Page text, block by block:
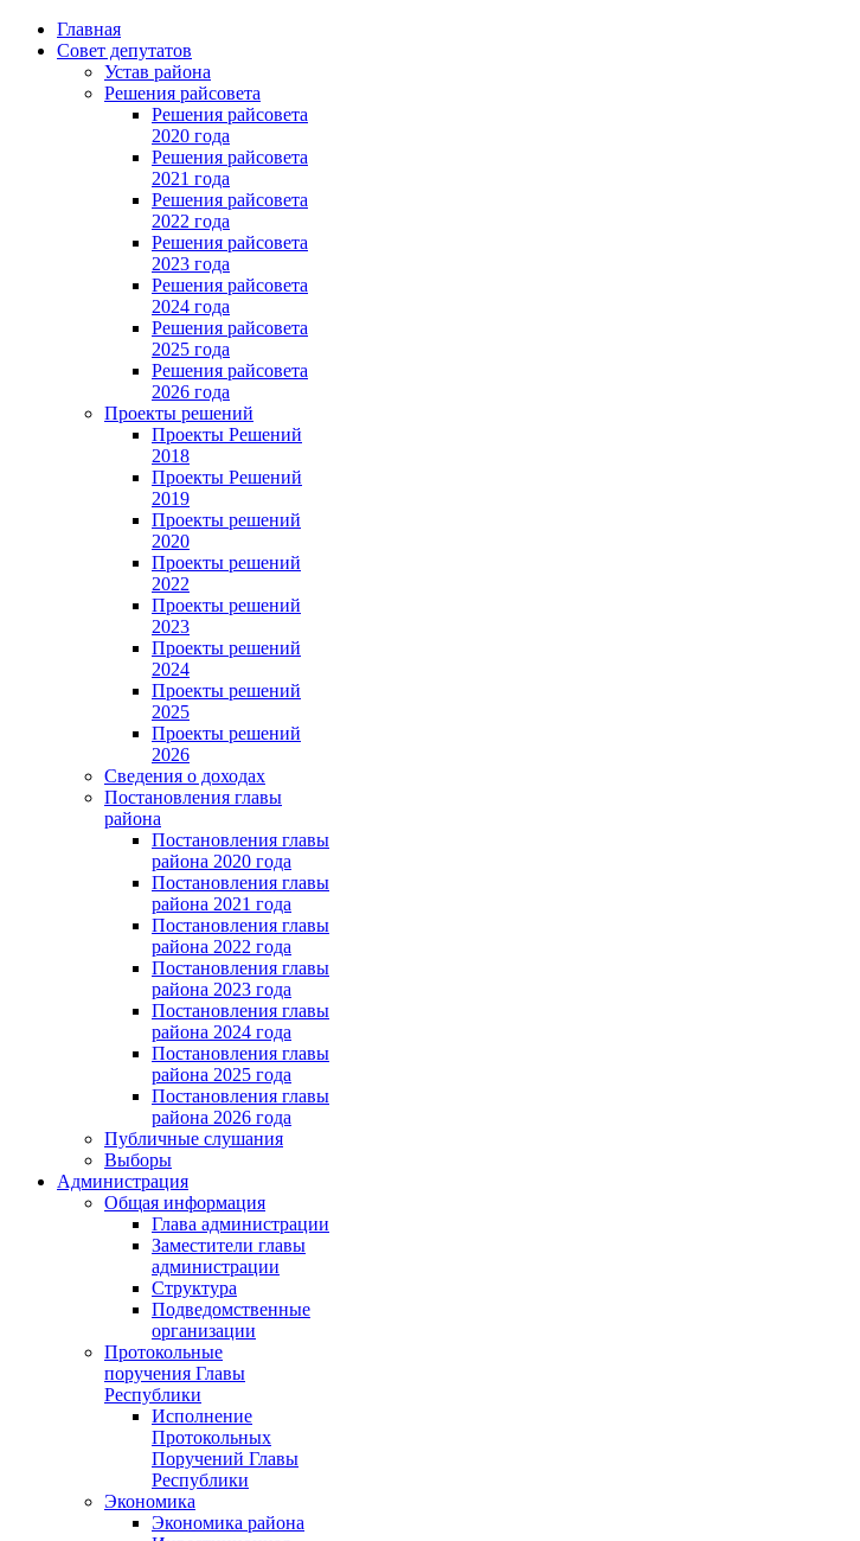
Главная
Совет депутатов
Устав района
Решения райсовета
Решения райсовета
2020 года
Решения райсовета
2021 года
Решения райсовета
2022 года
Решения райсовета
2023 года
Решения райсовета
2024 года
Решения райсовета
2025 года
Решения райсовета
2026 года
Проекты решений
Проекты Решений
2018
Проекты Решений
2019
Проекты решений
2020
Проекты решений
2022
Проекты решений
2023
Проекты решений
2024
Проекты решений
2025
Проекты решений
2026
Сведения о доходах
Постановления главы
района
Постановления главы
района 2020 года
Постановления главы
района 2021 года
Постановления главы
района 2022 года
Постановления главы
района 2023 года
Постановления главы
района 2024 года
Постановления главы
района 2025 года
Постановления главы
района 2026 года
Публичные слушания
Выборы
Администрация
Общая информация
Глава администрации
Заместители главы
администрации
Структура
Подведомственные
организации
Протокольные
поручения Главы
Республики
Исполнение
Протокольных
Поручений Главы
Республики
Экономика
Экономика района